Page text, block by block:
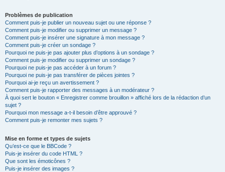
Problèmes de publication
Comment puis-je publier un nouveau sujet ou une réponse ?
Comment puis-je modifier ou supprimer un message ?
Comment puis-je insérer une signature à mon message ?
Comment puis-je créer un sondage ?
Pourquoi ne puis-je pas ajouter plus d’options à un sondage ?
Comment puis-je modifier ou supprimer un sondage ?
Pourquoi ne puis-je pas accéder à un forum ?
Pourquoi ne puis-je pas transférer de pièces jointes ?
Pourquoi ai-je reçu un avertissement ?
Comment puis-je rapporter des messages à un modérateur ?
À quoi sert le bouton « Enregistrer comme brouillon » affiché lors de la rédaction d’un
sujet ?
Pourquoi mon message a-t-il besoin d’être approuvé ?
Comment puis-je remonter mes sujets ?
Mise en forme et types de sujets
Qu’est-ce que le BBCode ?
Puis-je insérer du code HTML ?
Que sont les émoticônes ?
Puis-je insérer des images ?